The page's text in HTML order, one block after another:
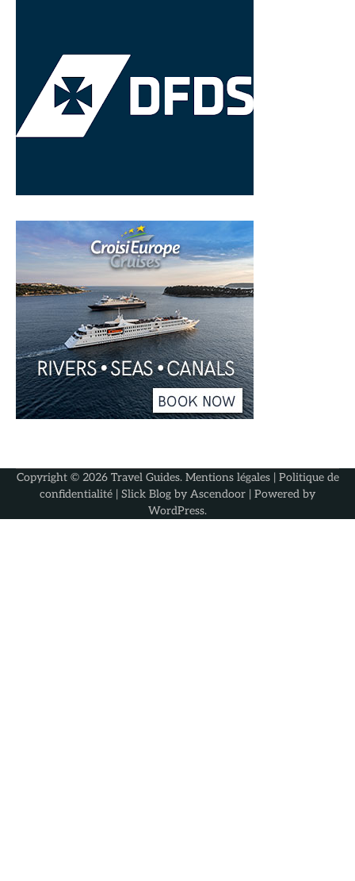
Copyright © 2026 Travel Guides. Mentions légales| Politique de
confidentialité | Slick Blog by Ascendoor | Powered by
WordPress.